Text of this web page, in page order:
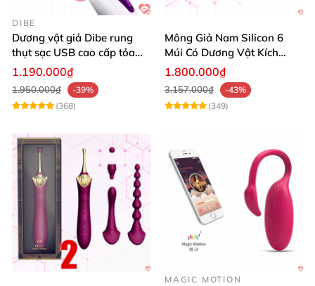
DIBE
Dương vật giả Dibe rung
thụt sạc USB cao cấp tỏa
nhiệt mạnh
1.190.000₫
1.950.000₫
-39%
(368)
Mông Giả Nam Silicon 6
Múi Có Dương Vật Kích
Thước Lớn Hấp Dẫn
1.800.000₫
3.157.000₫
-43%
(349)
MAGIC MOTION